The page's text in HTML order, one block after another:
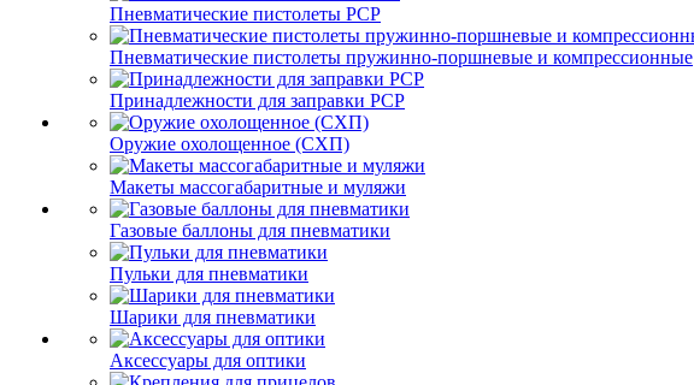
Пневматические пистолеты PCP
Пневматические пистолеты пружинно-поршневые и компрессионные
Принадлежности для заправки PCP
Оружие охолощенное (СХП)
Макеты массогабаритные и муляжи
Газовые баллоны для пневматики
Пульки для пневматики
Шарики для пневматики
Аксессуары для оптики